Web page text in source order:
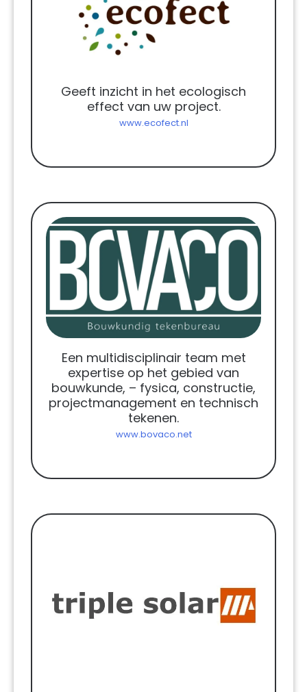
Geeft inzicht in het ecologisch
effect van uw project.
www.ecofect.nl
Een multidisciplinair team met
expertise op het gebied van
bouwkunde, – fysica, constructie,
projectmanagement en technisch
tekenen.
www.bovaco.net